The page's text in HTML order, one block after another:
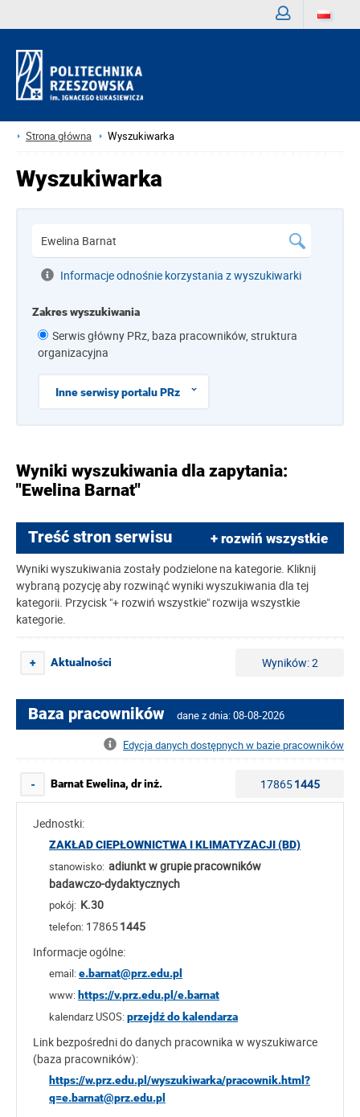
Strona główna Wyszukiwarka
Wyszukiwarka
Informacje odnośnie korzystania z wyszukiwarki
Zakres wyszukiwania
Serwis główny PRz, baza pracowników, struktura
organizacyjna
Inne serwisy portalu PRz
Wyniki wyszukiwania dla zapytania:
"Ewelina Barnat"
Treść stron serwisu + rozwiń wszystkie
Wyniki wyszukiwania zostały podzielone na kategorie. Kliknij
wybraną pozycję aby rozwinąć wyniki wyszukiwania dla tej
kategorii. Przycisk "+ rozwiń wszystkie" rozwija wszystkie
kategorie.
+ Aktualności Wyników: 2
Baza pracowników dane z dnia: 08-08-2026
Edycja danych dostępnych w bazie pracowników
- Barnat Ewelina, dr inż. 178651445
Jednostki:
ZAKŁAD CIEPŁOWNICTWA I KLIMATYZACJI (BD)
stanowisko: adiunkt w grupie pracowników
badawczo-dydaktycznych
pokój: K.30
telefon: 178651445
Informacje ogólne:
email:e.barnat@prz.edu.pl
www: https://v.prz.edu.pl/e.barnat
kalendarz USOS:przejdź do kalendarza
Link bezpośredni do danych pracownika w wyszukiwarce
(baza pracowników):
https://w.prz.edu.pl/wyszukiwarka/pracownik.html?
q=e.barnat@prz.edu.pl